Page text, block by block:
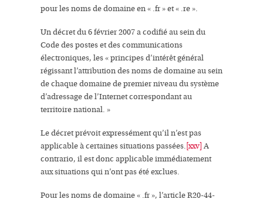
pour les noms de domaine en « .fr » et « .re ».
Un décret du 6 février 2007 a codifié au sein du
Code des postes et des communications
électroniques, les «principes d’intérêt général
régissant l’attribution des noms de domaine au sein
de chaque domaine de premier niveau du système
d’adressage de l’Internet correspondant au
territoire national. »
Le décret prévoit expressément qu’il n’est pas
applicable à certaines situations passées.[xxv] A
contrario, il est donc applicable immédiatement
aux situations qui n’ont pas été exclues.
Pour les noms de domaine « .fr », l’article R20-44-